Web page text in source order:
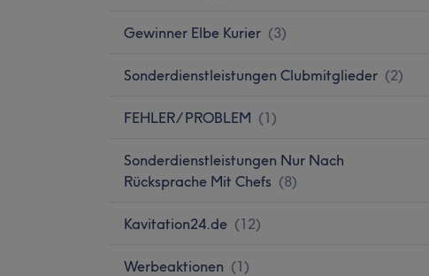
Gewinner Elbe Kurier (3)
Sonderdienstleistungen Clubmitglieder (2)
FEHLER/ PROBLEM (1)
Sonderdienstleistungen Nur Nach
Rücksprache Mit Chefs (8)
Kavitation24.de (12)
Werbeaktionen (1)